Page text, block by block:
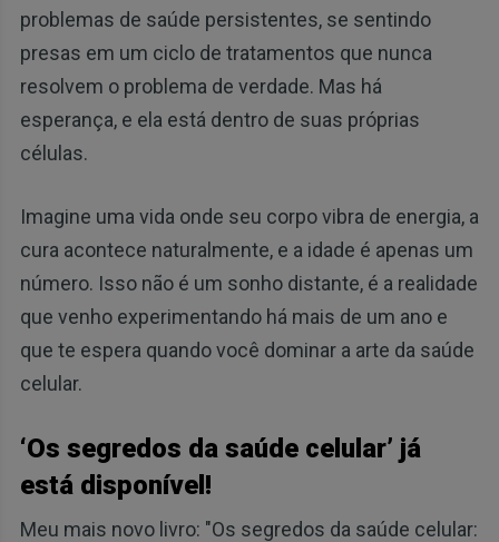
problemas de saúde persistentes, se sentindo
presas em um ciclo de tratamentos que nunca
resolvem o problema de verdade. Mas há
esperança, e ela está dentro de suas próprias
células.
Imagine uma vida onde seu corpo vibra de energia, a
cura acontece naturalmente, e a idade é apenas um
número. Isso não é um sonho distante, é a realidade
que venho experimentando há mais de um ano e
que te espera quando você dominar a arte da saúde
celular.
‘Os segredos da saúde celular’ já
está disponível!
Meu mais novo livro: "Os segredos da saúde celular: